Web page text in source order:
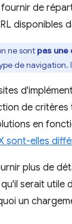
fournir de
disponibles
ne sont pas une
de
de critères
en
sont-elles
plus de
serait utile
un